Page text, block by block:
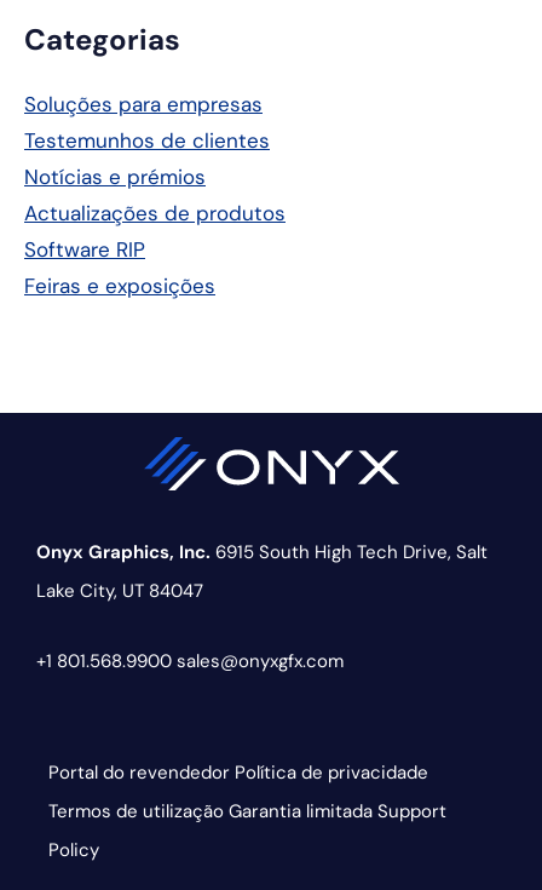
Barra
lateral
principal
Categorias
Soluções para empresas
Testemunhos de clientes
Notícias e prémios
Actualizações de produtos
Software RIP
Feiras e exposições
Onyx Graphics, Inc. 6915 South High Tech Drive, Salt
Lake City, UT 84047
+1 801.568.9900 sales@onyxgfx.com
Portal do revendedor Política de privacidade
Termos de utilização Garantia limitada Support
Policy